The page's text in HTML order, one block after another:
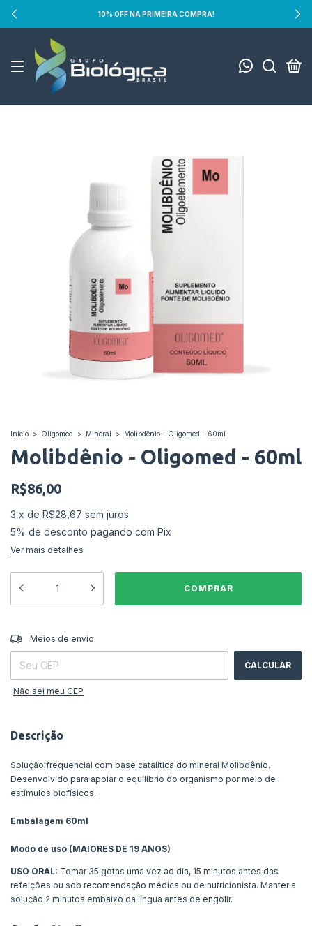
10% OFF NA PRIMEIRA COMPRA!
Início > Oligomed > Mineral > Molibdênio - Oligomed - 60ml
Molibdênio - Oligomed - 60ml
R$86,00
3 x de R$28,67 sem juros
5% de desconto pagando com Pix
Ver mais detalhes
Entregas para o CEP:
Meios de envio
CALCULAR
Não sei meu CEP
Descrição
Solução frequencial com base catalítica do mineral Molibdênio.
Desenvolvido para apoiar o equilíbrio do organismo por meio de
estímulos biofísicos.
Embalagem 60ml
Modo de uso (MAIORES DE 19 ANOS)
USO ORAL: Tomar 35 gotas uma vez ao dia, 15 minutos antes das
refeições ou sob recomendação médica ou de nutricionista. Manter a
solução 2 minutos embaixo da língua antes de engolir.